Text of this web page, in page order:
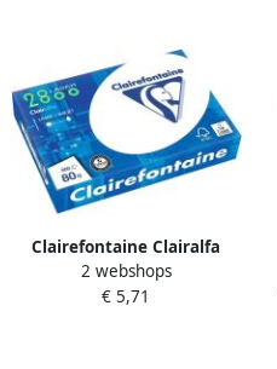
Clairefontaine Clairalfa
printpapier ft A4 80 g pak
van 500 vel
2 webshops
€ 5,71